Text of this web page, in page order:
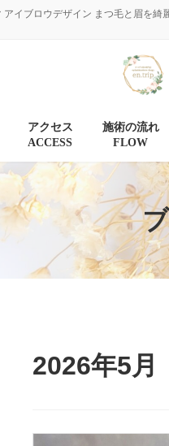
イブロウデザイン まつ毛と眉を
アクセス
ACCESS
施術の流れ
FLOW
2026年5月